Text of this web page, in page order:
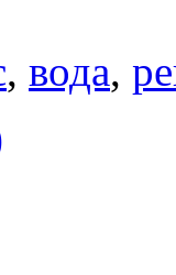
, вода,